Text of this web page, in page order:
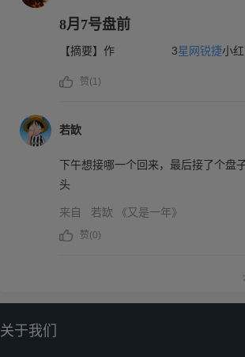
8月7号盘前
【摘要】作 3星网锐捷小
赞(1)
若缼
下午想接哪一个回来，最后接了个盘
头
来自 若缼 《又是一年》
赞(0)
关于我们